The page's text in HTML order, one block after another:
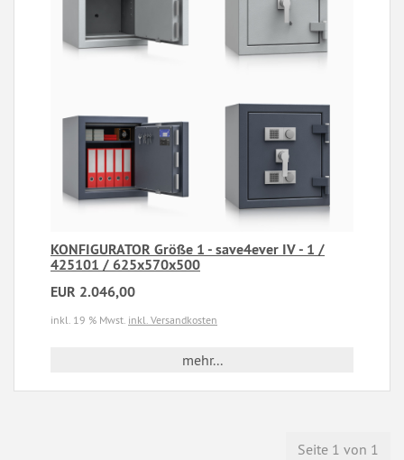
KONFIGURATOR Größe 1 - save4ever IV - 1 /
425101 / 625x570x500
EUR 2.046,00
inkl. 19 % Mwst. inkl. Versandkosten
mehr...
Seite 1 von 1